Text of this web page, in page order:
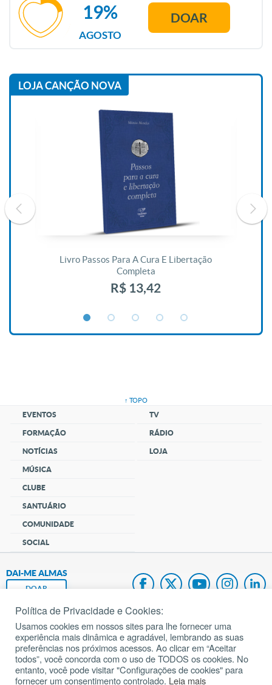
AGOSTO
19% DOAR
LOJA CANÇÃO NOVA
Livro Passos Para A Cura E Libertação
Completa
R$ 13,42
↑ TOPO
EVENTOS
FORMAÇÃO
NOTÍCIAS
MÚSICA
CLUBE
SANTUÁRIO
COMUNIDADE
SOCIAL
TV
RÁDIO
LOJA
DAI-ME ALMAS
DOAR
Fundação João Paulo II
Pedido de Oração
Mapa do site
Política de Privacidade e Cookies:
Usamos cookies em nossos sites para lhe fornecer uma
experiência mais dinâmica e agradável, lembrando as suas
preferências nos próximos acessos. Ao clicar em “Aceitar
todos”, você concorda com o uso de TODOS os cookies. No
entanto, você pode visitar "Configurações de cookies" para
fornecer um consentimento controlado. Leia mais